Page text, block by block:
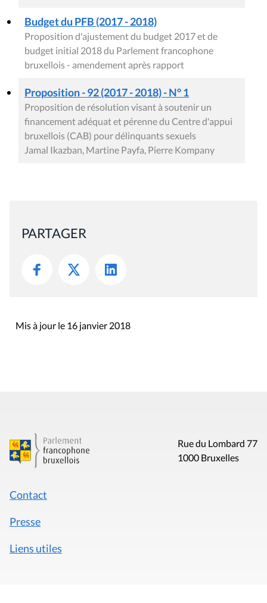
Budget du PFB (2017 - 2018)
Proposition d'ajustement du budget 2017 et de
budget initial 2018 du Parlement francophone
bruxellois - amendement après rapport
Proposition - 92 (2017 - 2018) - N° 1
Proposition de résolution visant à soutenir un
financement adéquat et pérenne du Centre d'appui
bruxellois (CAB) pour délinquants sexuels
Jamal Ikazban, Martine Payfa, Pierre Kompany
PARTAGER
Mis à jour le 16 janvier 2018
Rue du Lombard 77
1000 Bruxelles
Contact
Presse
Liens utiles